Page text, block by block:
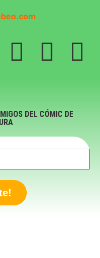
DEL CÓMIC DE